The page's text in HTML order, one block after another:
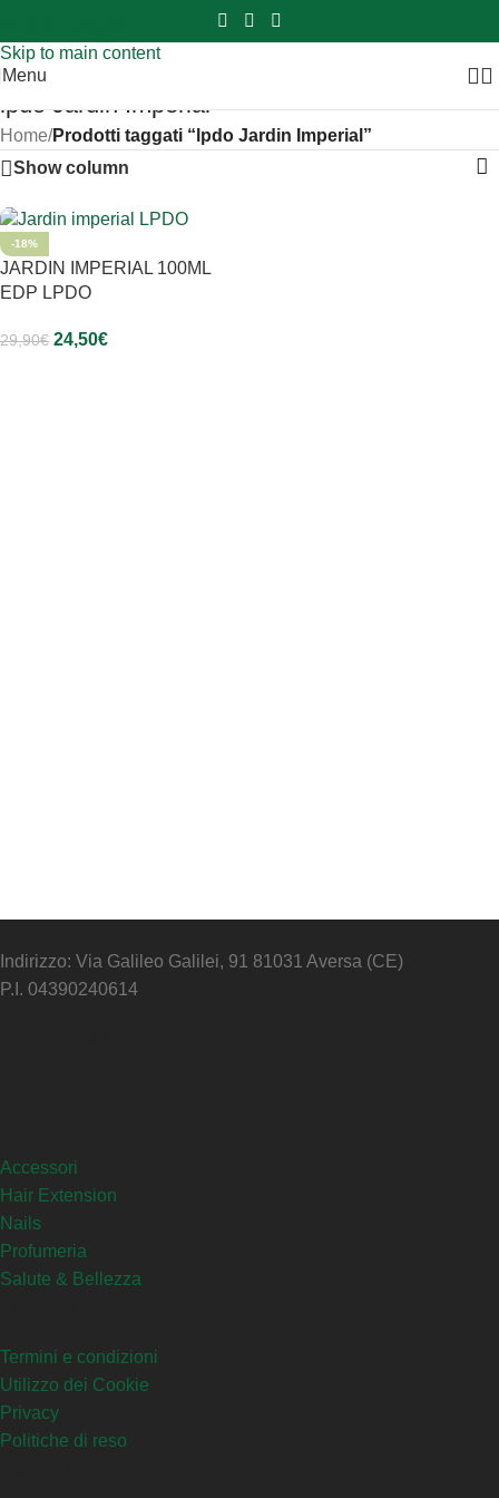
Skip to main content
Sei hai domande contattaci 📲3341056025 - 3886572748
Menu
lpdo Jardin Imperial
Home/Prodotti taggati “lpdo Jardin Imperial”
Show column
-18%
JARDIN IMPERIAL 100ML
EDP LPDO
29,90€ 24,50€
Indirizzo: Via Galileo Galilei, 91 81031 Aversa (CE)
P.I. 04390240614
Accessori
Hair Extension
Nails
Profumeria
Salute & Bellezza
Termini e condizioni
Utilizzo dei Cookie
Privacy
Politiche di reso